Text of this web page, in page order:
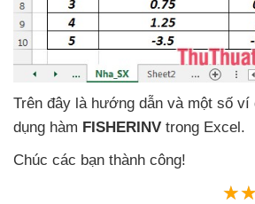
Trên đây là hướng dẫn và một số ví
dụng hàm FISHERINV trong Excel.
Chúc các bạn thành công!